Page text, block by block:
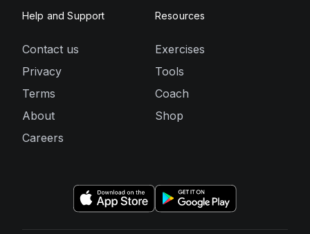
Help and Support
Contact us
Privacy
Terms
About
Careers
Resources
Exercises
Tools
Coach
Shop